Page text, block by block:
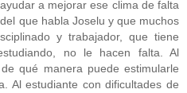
a mejorar ese clima de falta
que habla Joselu y que muchos
y trabajador, que tiene
no le hacen falta. Al
qué manera puede estimularle
Al estudiante con dificultades de